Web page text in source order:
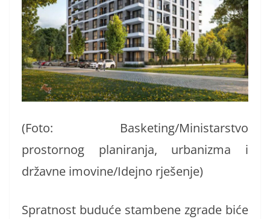
(Foto: Basketing/Ministarstvo
prostornog planiranja, urbanizma i
državne imovine/Idejno rješenje)
Spratnost buduće stambene zgrade biće